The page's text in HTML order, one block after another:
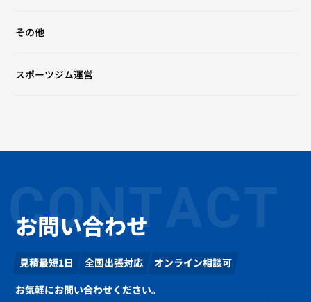
その他
スポーツジム運営
お問い合わせ
CONTACT
見積最短1日 全国出張対応
オンライン相談可
お気軽にお問い合わせください。